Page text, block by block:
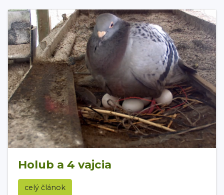
Holub a 4 vajcia
celý článok